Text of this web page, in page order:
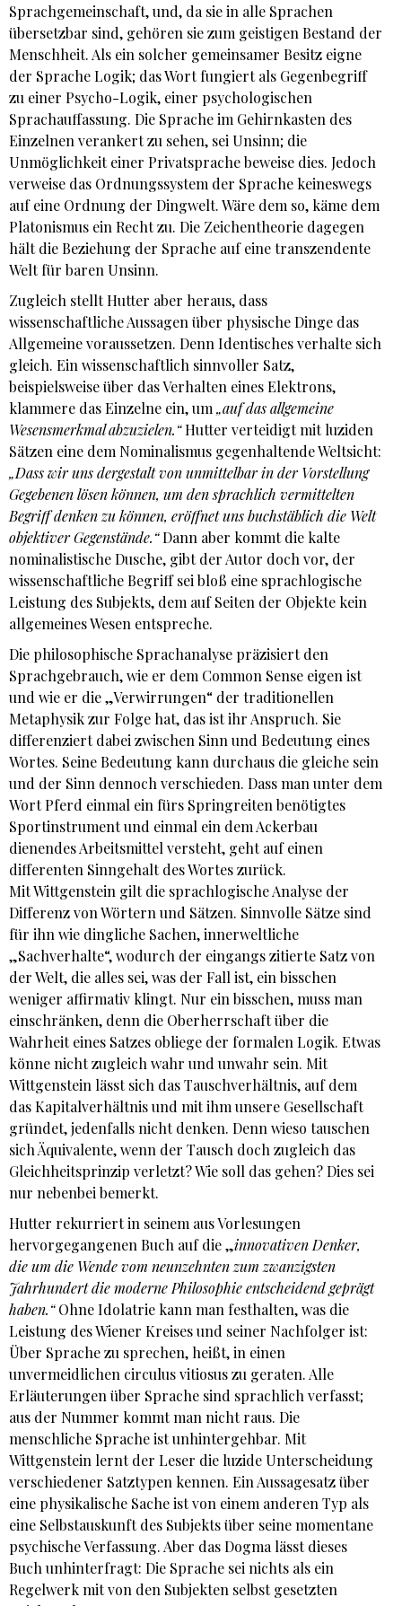
Sprachgemeinschaft, und, da sie in alle Sprachen
übersetzbar sind, gehören sie zum geistigen Bestand der
Menschheit. Als ein solcher gemeinsamer Besitz eigne
der Sprache Logik; das Wort fungiert als Gegenbegriff
zu einer Psycho-Logik, einer psychologischen
Sprachauffassung. Die Sprache im Gehirnkasten des
Einzelnen verankert zu sehen, sei Unsinn; die
Unmöglichkeit einer Privatsprache beweise dies. Jedoch
verweise das Ordnungssystem der Sprache keineswegs
auf eine Ordnung der Dingwelt. Wäre dem so, käme dem
Platonismus ein Recht zu. Die Zeichentheorie dagegen
hält die Beziehung der Sprache auf eine transzendente
Welt für baren Unsinn.
Zugleich stellt Hutter aber heraus, dass
wissenschaftliche Aussagen über physische Dinge das
Allgemeine voraussetzen. Denn Identisches verhalte sich
gleich. Ein wissenschaftlich sinnvoller Satz,
beispielsweise über das Verhalten eines Elektrons,
klammere das Einzelne ein, um„auf das allgemeine
Wesensmerkmal abzuzielen.“Hutter verteidigt mit luziden
Sätzen eine dem Nominalismus gegenhaltende Weltsicht:
„Dass wir uns dergestalt von unmittelbar in der Vorstellung
Gegebenen lösen können, um den sprachlich vermittelten
Begriff denken zu können, eröffnet uns buchstäblich die Welt
objektiver Gegenstände.“Dann aber kommt die kalte
nominalistische Dusche, gibt der Autor doch vor, der
wissenschaftliche Begriff sei bloß eine sprachlogische
Leistung des Subjekts, dem auf Seiten der Objekte kein
allgemeines Wesen entspreche.
Die philosophische Sprachanalyse präzisiert den
Sprachgebrauch, wie er dem Common Sense eigen ist
und wie er die „Verwirrungen“ der traditionellen
Metaphysik zur Folge hat, das ist ihr Anspruch. Sie
differenziert dabei zwischen Sinn und Bedeutung eines
Wortes. Seine Bedeutung kann durchaus die gleiche sein
und der Sinn dennoch verschieden. Dass man unter dem
Wort Pferd einmal ein fürs Springreiten benötigtes
Sportinstrument und einmal ein dem Ackerbau
dienendes Arbeitsmittel versteht, geht auf einen
differenten Sinngehalt des Wortes zurück.
Mit Wittgenstein gilt die sprachlogische Analyse der
Differenz von Wörtern und Sätzen. Sinnvolle Sätze sind
für ihn wie dingliche Sachen, innerweltliche
„Sachverhalte“, wodurch der eingangs zitierte Satz von
der Welt, die alles sei, was der Fall ist, ein bisschen
weniger affirmativ klingt. Nur ein bisschen, muss man
einschränken, denn die Oberherrschaft über die
Wahrheit eines Satzes obliege der formalen Logik. Etwas
könne nicht zugleich wahr und unwahr sein. Mit
Wittgenstein lässt sich das Tauschverhältnis, auf dem
das Kapitalverhältnis und mit ihm unsere Gesellschaft
gründet, jedenfalls nicht denken. Denn wieso tauschen
sich Äquivalente, wenn der Tausch doch zugleich das
Gleichheitsprinzip verletzt? Wie soll das gehen? Dies sei
nur nebenbei bemerkt.
Hutter rekurriert in seinem aus Vorlesungen
hervorgegangenen Buch auf die „innovativen Denker,
die um die Wende vom neunzehnten zum zwanzigsten
Jahrhundert die moderne Philosophie entscheidend geprägt
haben.“Ohne Idolatrie kann man festhalten, was die
Leistung des Wiener Kreises und seiner Nachfolger ist:
Über Sprache zu sprechen, heißt, in einen
unvermeidlichen circulus vitiosus zu geraten. Alle
Erläuterungen über Sprache sind sprachlich verfasst;
aus der Nummer kommt man nicht raus. Die
menschliche Sprache ist unhintergehbar. Mit
Wittgenstein lernt der Leser die luzide Unterscheidung
verschiedener Satztypen kennen. Ein Aussagesatz über
eine physikalische Sache ist von einem anderen Typ als
eine Selbstauskunft des Subjekts über seine momentane
psychische Verfassung. Aber das Dogma lässt dieses
Buch unhinterfragt: Die Sprache sei nichts als ein
Regelwerk mit von den Subjekten selbst gesetzten